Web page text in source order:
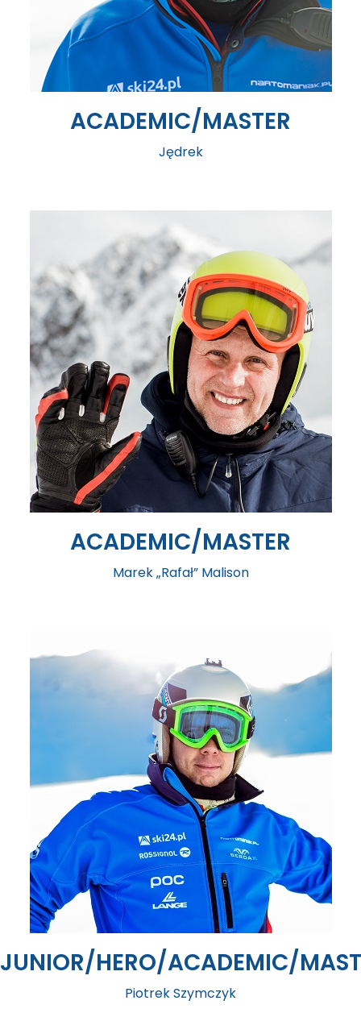
ACADEMIC/MASTER
Jędrek
ACADEMIC/MASTER
Marek „Rafał” Malison
JUNIOR/HERO/ACADEMIC/
Piotrek Szymczyk